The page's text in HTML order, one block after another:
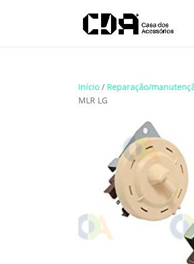
Translate
Início / Reparação/
MLR LG